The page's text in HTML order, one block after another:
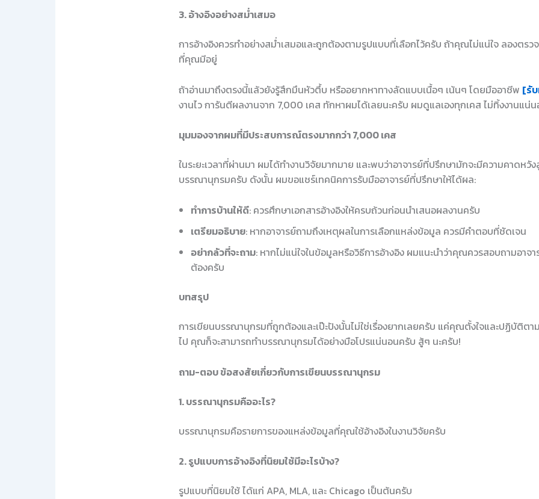
3. อ้างอิงอย่างสม่ำเสมอ
การอ้างอิงควรทำอย่างสม่ำเสมอและถูกต้องตามรูปแบบที่เลือกไว้ครับ ถ้าคุณไม่แน่ใจ ลองตรว
ที่คุณมีอยู่
ถ้าอ่านมาถึงตรงนี้แล้วยังรู้สึกมึนหัวตึ้บ หรืออยากหาทางลัดแบบเนื้อๆ เน้นๆ โดยมืออาชีพ [รั
งานไว การันตีผลงานจาก 7,000 เคส ทักหาผมได้เลยนะครับ ผมดูแลเองทุกเคส ไม่ทิ้งงานแน่
มุมมองจากผมที่มีประสบการณ์ตรงมากกว่า 7,000 เคส
ในระยะเวลาที่ผ่านมา ผมได้ทำงานวิจัยมากมาย และพบว่าอาจารย์ที่ปรึกษามักจะมีความคาดหวัง
บรรณานุกรมครับ ดังนั้น ผมขอแชร์เทคนิคการรับมืออาจารย์ที่ปรึกษาให้ได้ผล:
ทำการบ้านให้ดี: ควรศึกษาเอกสารอ้างอิงให้ครบถ้วนก่อนนำเสนอผลงานครับ
เตรียมอธิบาย: หากอาจารย์ถามถึงเหตุผลในการเลือกแหล่งข้อมูล ควรมีคำตอบที่ชัดเจน
อย่ากลัวที่จะถาม: หากไม่แน่ใจในข้อมูลหรือวิธีการอ้างอิง ผมแนะนำว่าคุณควรสอบถามอาจ
ต้องครับ
บทสรุป
การเขียนบรรณานุกรมที่ถูกต้องและเป๊ะปังนั้นไม่ใช่เรื่องยากเลยครับ แค่คุณตั้งใจและปฏิบัติต
ไป คุณก็จะสามารถทำบรรณานุกรมได้อย่างมือโปรแน่นอนครับ สู้ๆ นะครับ!
ถาม-ตอบ ข้อสงสัยเกี่ยวกับการเขียนบรรณานุกรม
1. บรรณานุกรมคืออะไร?
บรรณานุกรมคือรายการของแหล่งข้อมูลที่คุณใช้อ้างอิงในงานวิจัยครับ
2. รูปแบบการอ้างอิงที่นิยมใช้มีอะไรบ้าง?
รูปแบบที่นิยมใช้ ได้แก่ APA, MLA, และ Chicago เป็นต้นครับ